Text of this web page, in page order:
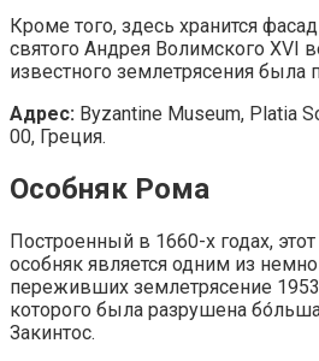
Кроме того, здесь хранится
святого Андрея Волимского XVI
известного землетрясения была
Адрес: Byzantine Museum, Platia
00, Греция.
Особняк Рома
Построенный в 1660-х годах,
особняк является одним из
переживших землетрясение
которого была разрушена
Закинтос.